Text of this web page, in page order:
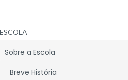
ESCOLA
Sobre a Escola
Breve História